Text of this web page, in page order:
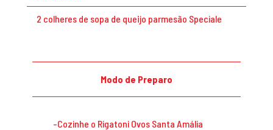
2 colheres de sopa de queijo parmesão Speciale
Modo de Preparo
-Cozinhe o Rigatoni Ovos Santa Amália